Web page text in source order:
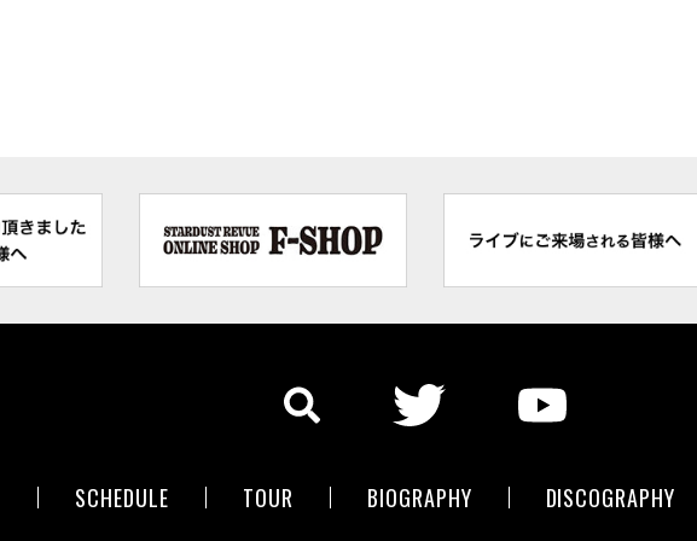
SCHEDULE TOUR BIOGRAPHY DISCOGRAPHY